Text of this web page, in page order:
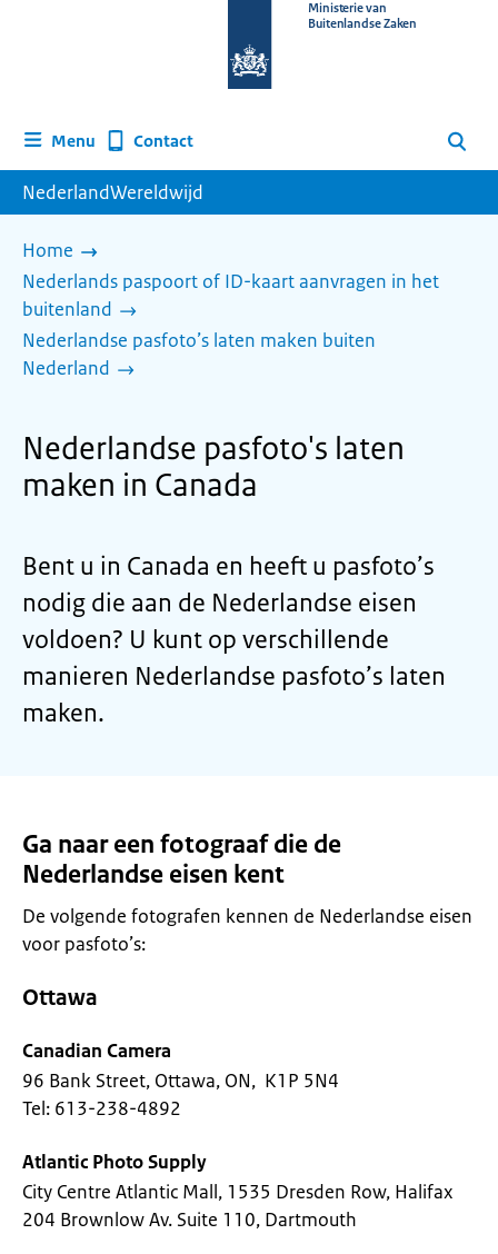
homepage
Ministerie van
Buitenlandse Zaken
Menu Contact Zoeken
NederlandWereldwijd
Home
Nederlands paspoort of ID-kaart aanvragen in het
buitenland
Nederlandse pasfoto’s laten maken buiten
Nederland
Nederlandse pasfoto's laten
maken in Canada
Bent u in Canada en heeft u pasfoto’s
nodig die aan de Nederlandse eisen
voldoen? U kunt op verschillende
manieren Nederlandse pasfoto’s laten
maken.
Ga naar een fotograaf die de
Nederlandse eisen kent
De volgende fotografen kennen de Nederlandse eisen
voor pasfoto’s:
Ottawa
Canadian Camera
96 Bank Street, Ottawa, ON, K1P 5N4
Tel: 613-238-4892
Atlantic Photo Supply
City Centre Atlantic Mall, 1535 Dresden Row, Halifax
204 Brownlow Av. Suite 110, Dartmouth